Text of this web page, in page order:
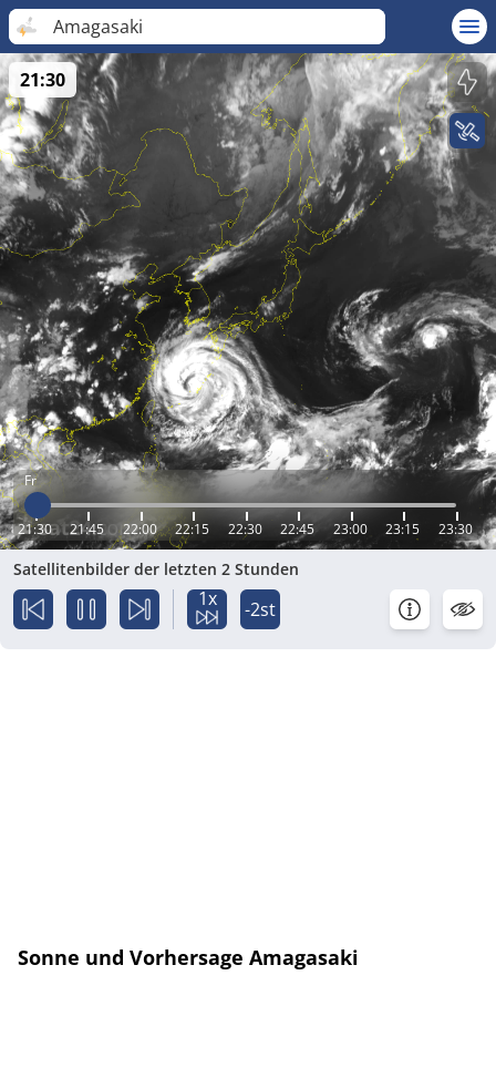
Amagasaki
Fr
21:30 21:45 22:00 22:15 22:30 22:45 23:00 23:15 23:30
21:30
Satellitenbilder der letzten 2 Stunden
1x -2st
Sonne und Vorhersage Amagasaki